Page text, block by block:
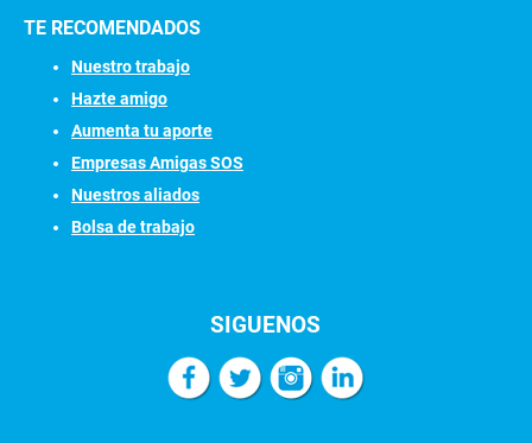
TE RECOMENDADOS
Nuestro trabajo
Hazte amigo
Aumenta tu aporte
Empresas Amigas SOS
Nuestros aliados
Bolsa de trabajo
SIGUENOS